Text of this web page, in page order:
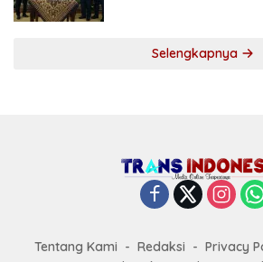
Selengkapnya
Tentang Kami Redaksi Privacy